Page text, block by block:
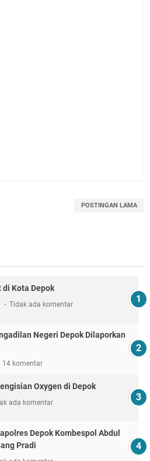
POSTINGAN LAMA
di Kota Depok
Tidak ada komentar
Negeri Depok Dilaporkan
14 komentar
Oxygen di Depok
ada komentar
Depok Kombespol Abdul
Pradi